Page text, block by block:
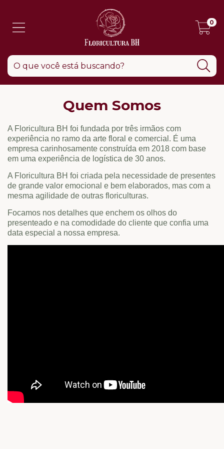
0
Quem Somos
A Floricultura BH foi fundada por três irmãos com
experiência no ramo da arte floral e comercial. É uma
empresa carinhosamente construída em 2018 com base
em uma experiência de logística de 30 anos.
A Floricultura BH foi criada pela necessidade de presentes
de grande valor emocional e bem elaborados, mas com a
mesma agilidade de outras floriculturas.
Focamos nos detalhes que enchem os olhos do
presenteado e na comodidade do cliente que confia uma
data especial a nossa empresa.